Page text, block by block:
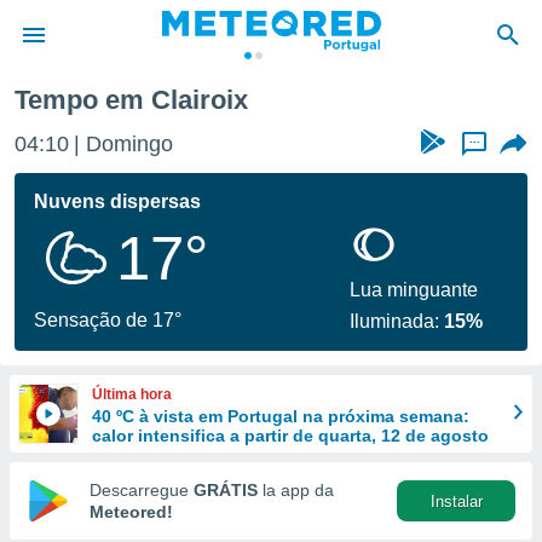
da
foi
fornecidas
a este
das
e
forma
digital
Tempo em Clairoix
04:10 Domingo ...
Nuvens dispersas
17°
Sensação de 17°
Lua minguante
Iluminada: 15%
Última hora
40 ºC à vista em Portugal na próxima semana:
calor intensifica a partir de quarta, 12 de agosto
Descarregue GRÁTIS la app da
Meteored!
Instalar